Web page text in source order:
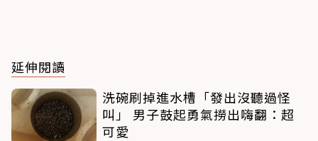
延伸閱讀
洗碗刷掉進水槽「發出沒聽過怪
叫」 男子鼓起勇氣撈出嗨翻：超
可愛